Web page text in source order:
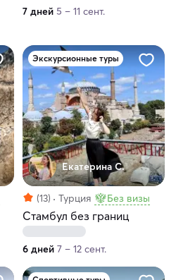
7 дней 5 – 11 сент.
Экскурсионные туры
Екатерина С.
(13) Турция Без визы
Стамбул без границ
6 дней 7 – 12 сент.